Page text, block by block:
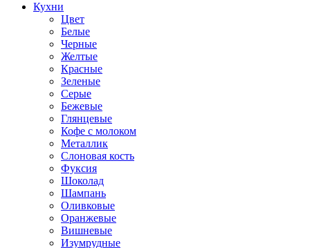
Кухни
Цвет
Белые
Черные
Желтые
Красные
Зеленые
Серые
Бежевые
Глянцевые
Кофе с молоком
Металлик
Слоновая кость
Фуксия
Шоколад
Шампань
Оливковые
Оранжевые
Вишневые
Изумрудные